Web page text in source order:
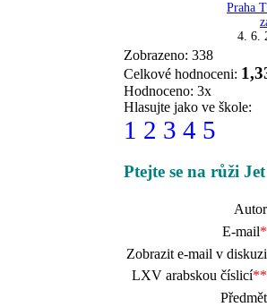
Praha
4. 6.
Zobrazeno: 338
Celkové hodnoceni:
Hodnoceno: 3x
Hlasujte jako ve škole:
1 2 3 4 5
Ptejte se na růži
E-mail*
Zobrazit e-mail v
LXV arabskou číslicí**